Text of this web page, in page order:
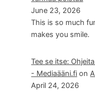
June 23, 2026
This is so much
makes you smile.
Tee se itse:
- Mediaääni.fi on
April 24, 2026